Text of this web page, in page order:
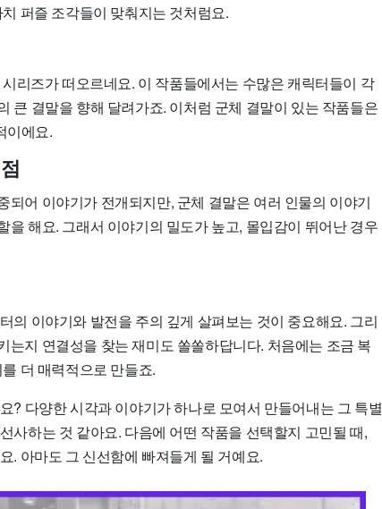
퍼즐 조각들이 맞춰지는 것처럼요.
리즈가 떠오르네요. 이 작품들에서는 수많은 캐릭터들이 각
큰 결말을 향해 달려가죠. 이처럼 군체 결말이 있는 작품들은
이에요.
되어 이야기가 전개되지만, 군체 결말은 여러 인물의 이야기
을 해요. 그래서 이야기의 밀도가 높고, 몰입감이 뛰어난 경우
의 이야기와 발전을 주의 깊게 살펴보는 것이 중요해요. 그리
는지 연결성을 찾는 재미도 쏠쏠하답니다. 처음에는 조금 복
더 매력적으로 만들죠.
? 다양한 시각과 이야기가 하나로 모여서 만들어내는 그 특별
사하는 것 같아요. 다음에 어떤 작품을 선택할지 고민될 때,
. 아마도 그 신선함에 빠져들게 될 거예요.